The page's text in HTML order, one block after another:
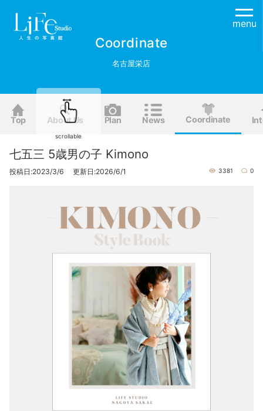
menu
Coordinate
名古屋栄店
Top About Us Plan News Coordinate
scrollable
七五三 5歳男の子 Kimono
投稿日:2023/3/6 更新日:2026/6/1 3381 0